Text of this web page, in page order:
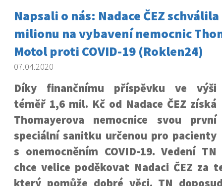
Napsali o nás: Nadace ČEZ
milionu na vybavení nemocnic
Motol proti COVID-19 (Roklen24)
07.04.2020
Díky finančnímu příspěvku ve výši
téměř 1,6 mil. Kč od Nadace ČEZ získá
Thomayerova nemocnice svou první
speciální sanitku určenou pro pacienty
s onemocněním COVID-19. Vedení TN
chce velice poděkovat Nadaci ČEZ za
který pomůže dobré věci. TN